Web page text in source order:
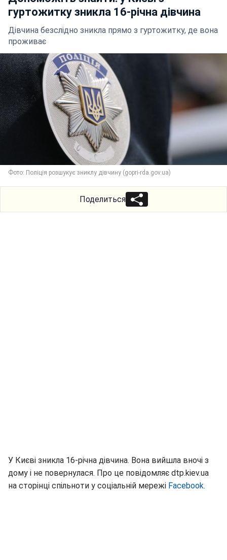
гуртожитку зникла 16-річна дівчина
Дівчина безслідно зникла прямо з гуртожитку, де вона
проживає
Фото: Поліція розшукує зниклу дівчину (gopri-rda.gov.ua)
Поделиться
У Києві зникла 16-річна дівчина. Вона вийшла вночі з
дому і не повернулася. Про це повідомляє dtp.kiev.ua
на сторінці спільноти у соціальній мережі Facebook.